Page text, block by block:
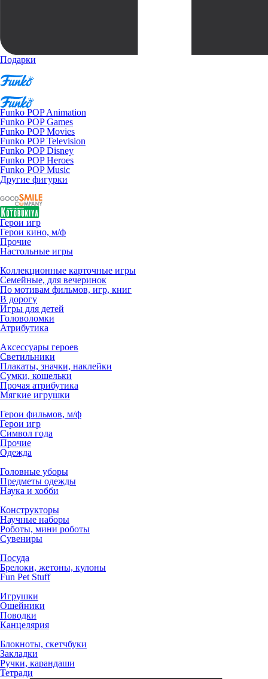
Подарки
Funko POP Animation
Funko POP Games
Funko POP Movies
Funko POP Television
Funko POP Disney
Funko POP Heroes
Funko POP Music
Другие фигурки
Герои игр
Герои кино, м/ф
Прочие
Настольные игры
Коллекционные карточные игры
Семейные, для вечеринок
По мотивам фильмов, игр, книг
В дорогу
Игры для детей
Головоломки
Атрибутика
Аксессуары героев
Светильники
Плакаты, значки, наклейки
Сумки, кошельки
Прочая атрибутика
Мягкие игрушки
Герои фильмов, м/ф
Герои игр
Символ года
Прочие
Одежда
Головные уборы
Предметы одежды
Наука и хобби
Конструкторы
Научные наборы
Роботы, мини роботы
Сувениры
Посуда
Брелоки, жетоны, кулоны
Fun Pet Stuff
Игрушки
Ошейники
Поводки
Канцелярия
Блокноты, скетчбуки
Закладки
Ручки, карандаши
Тетради